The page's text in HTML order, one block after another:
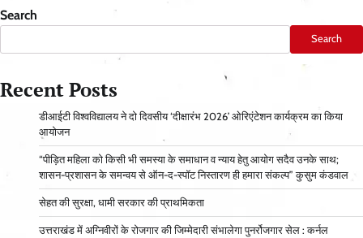
Search
Search
Recent Posts
डीआईटी विश्वविद्यालय ने दो दिवसीय ‘दीक्षारंभ 2026’ ओरिएंटेशन कार्यक्रम का किया
आयोजन
“पीड़ित महिला को किसी भी समस्या के समाधान व न्याय हेतु आयोग सदैव उनके साथ;
शासन-प्रशासन के समन्वय से ऑन-द-स्पॉट निस्तारण ही हमारा संकल्प” कुसुम कंडवाल
सेहत की सुरक्षा, धामी सरकार की प्राथमिकता
उत्तराखंड में अग्निवीरों के रोजगार की जिम्मेदारी संभालेगा पुनर्रोजगार सेल : कर्नल